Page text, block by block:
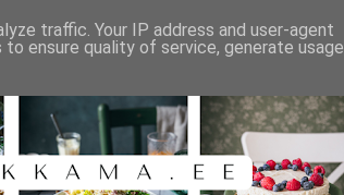
traffic. Your IP address and user-agent
ensure quality of service, generate usage